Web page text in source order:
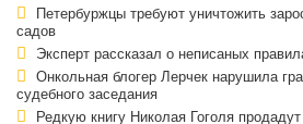
Петербуржцы требуют уничтожить
садов
Эксперт рассказал о неписаных
Онкольная блогер Лерчек нарушила
судебного заседания
Редкую книгу Николая Гоголя